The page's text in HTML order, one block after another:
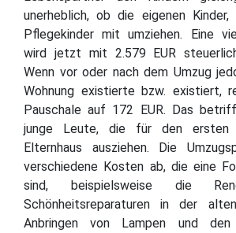
unerheblich, ob die eigenen
Pflegekinder mit umziehen. Eine
wird jetzt mit 2.579 EUR
Wenn vor oder nach dem Umzug
Wohnung existierte bzw. existiert,
Pauschale auf 172 EUR. Das
junge Leute, die für den ersten
Elternhaus ausziehen. Die
verschiedene Kosten ab, die eine
sind, beispielsweise die
Schönheitsreparaturen in der
Anbringen von Lampen und